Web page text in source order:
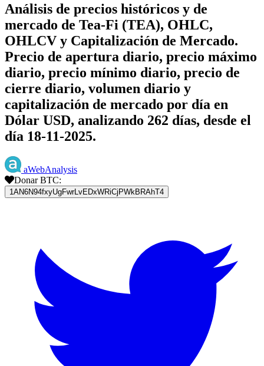
Análisis de precios históricos y de
mercado de Tea-Fi (TEA), OHLC,
OHLCV y Capitalización de Mercado.
Precio de apertura diario, precio máximo
diario, precio mínimo diario, precio de
cierre diario, volumen diario y
capitalización de mercado por día en
Dólar USD, analizando 262 días, desde el
día 18-11-2025.
aWebAnalysis
Donar BTC:
1AN6N94fxyUgFwrLvEDxWRiCjPWkBRAhT4